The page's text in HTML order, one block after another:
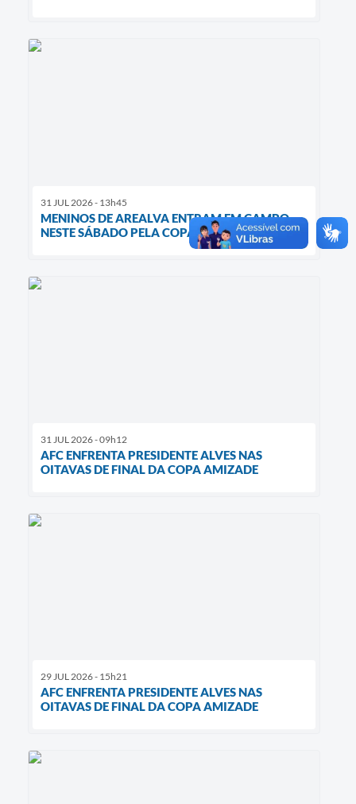
31 JUL 2026 - 13h45
MENINOS DE AREALVA ENTRAM EM CAMPO
NESTE SÁBADO PELA COPA BIG BOYS
31 JUL 2026 - 09h12
AFC ENFRENTA PRESIDENTE ALVES NAS
OITAVAS DE FINAL DA COPA AMIZADE
29 JUL 2026 - 15h21
AFC ENFRENTA PRESIDENTE ALVES NAS
OITAVAS DE FINAL DA COPA AMIZADE